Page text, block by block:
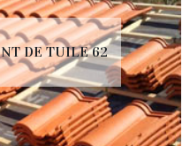
DE TUILE 62